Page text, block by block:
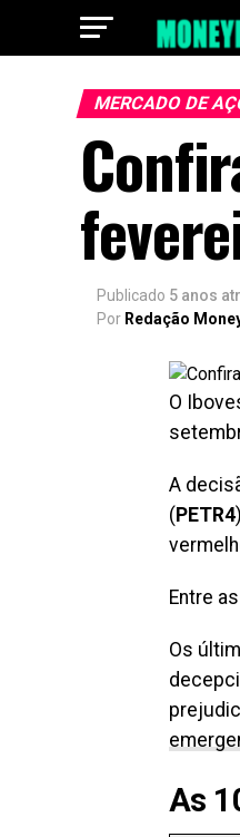
MERCADO DE
Publicado 5 anos
Por Redação
O
A
( PETR4
Entre
Os
As